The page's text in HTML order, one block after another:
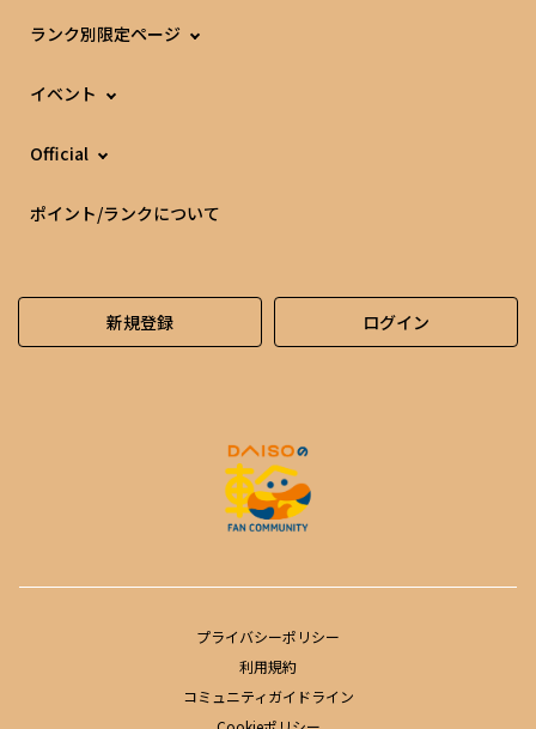
ランク別限定ページ
イベント
Official
ポイント/ランクについて
新規登録 ログイン
プライバシーポリシー
利用規約
コミュニティガイドライン